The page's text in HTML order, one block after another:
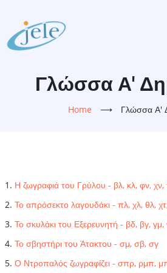
main
content
Γλώσσα Α'
Home ⟶ Γλώσσα Α'
Η ζωγραφιά του Γρύλου - βλ, κλ, φν,
Το απρόσεκτο λαγουδάκι - πλ, χλ, θλ,
Το σκυλάκι του Εξερευνητή - βδ, βγ, γμ,
Το σβηστήρι του Άτακτου - σμ, σβ, σγ
Ο Ντροπαλός ζωγραφίζει - σπρ, ρμπ,